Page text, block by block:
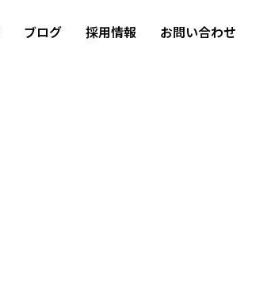
ブログ 採用情報 お問い合わせ